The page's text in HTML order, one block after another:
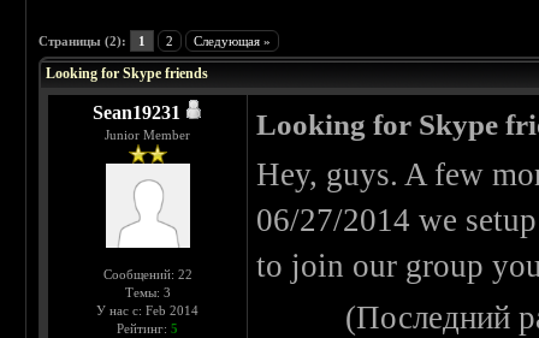
Страницы (2): 1 2 Следующая »
Looking for Skype friends
Sean19231
Junior Member
Сообщений: 22
Темы: 3
У нас с: Feb 2014
Рейтинг:5
Looking for Skype
Hey, guys. A few
06/27/2014 we
to join our group
(Последний